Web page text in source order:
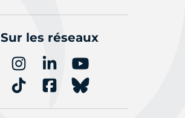
Sur les réseaux